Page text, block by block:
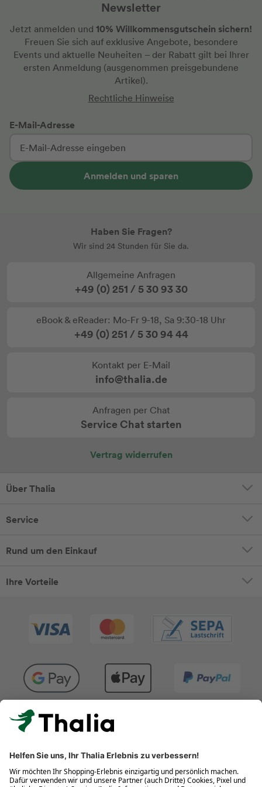
unzähligen Empfehlungen, was
Weinverkostung und gutes Essen
anbelangt, vor Ort hat man dann die Qual
der Wahl .
Newsletter
Jetzt anmelden und 10% Willkommensgutschein sichern!
Freuen Sie sich auf exklusive Angebote, besondere
Events und aktuelle Neuheiten – der Rabatt gilt bei Ihrer
ersten Anmeldung (ausgenommen preisgebundene
Artikel).
Rechtliche Hinweise
E-Mail-Adresse
Anmelden und sparen
Haben Sie Fragen?
Wir sind 24 Stunden für Sie da.
Allgemeine Anfragen
+49 (0) 251 / 5 30 93 30
eBook & eReader: Mo-Fr 9-18, Sa 9:30-18 Uhr
+49 (0) 251 / 5 30 94 44
Kontakt per E-Mail
info@thalia.de
Anfragen per Chat
Service Chat starten
Vertrag widerrufen
Über Thalia
Service
Rund um den Einkauf
Ihre Vorteile